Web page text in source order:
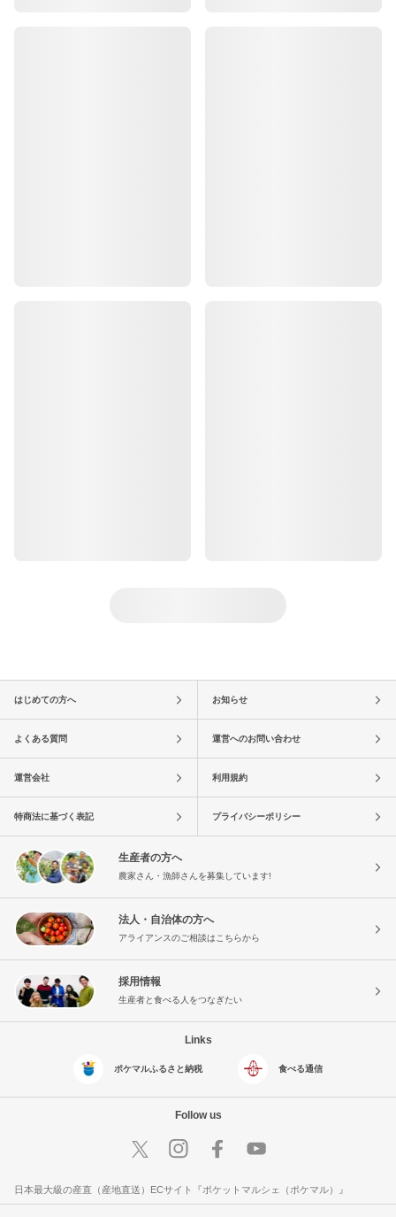
はじめての方へ お知らせ
よくある質問 運営へのお問い合わせ
運営会社 利用規約
特商法に基づく表記 プライバシーポリシー
生産者の方へ
農家さん・漁師さんを募集しています!
法人・自治体の方へ
アライアンスのご相談はこちらから
採用情報
生産者と食べる人をつなぎたい
Links
ポケマルふるさと納税 食べる通信
Follow us
日本最大級の産直（産地直送）ECサイト『ポケットマルシェ（ポケマル）』